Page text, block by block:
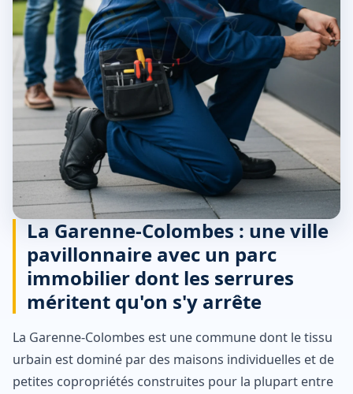
La Garenne-Colombes : une ville
pavillonnaire avec un parc
immobilier dont les serrures
méritent qu'on s'y arrête
La Garenne-Colombes est une commune dont le tissu
urbain est dominé par des maisons individuelles et de
petites copropriétés construites pour la plupart entre